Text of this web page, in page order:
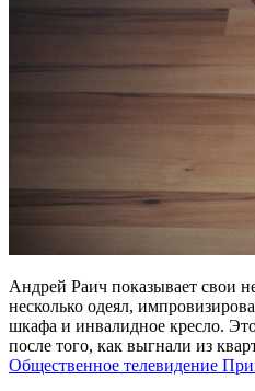
Андрей Раич показывает свои
несколько одеял,
шкафа и инвалидное кресло.
после того, как выгнали из
Общественное телевидение